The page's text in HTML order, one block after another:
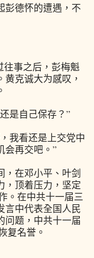
德怀的遭遇，不
事之后，彭梅魁
克诚大为感叹，
是自己保存？”
我看还是上交党中
会再交吧。”
在邓小平、叶剑
，顶着压力，坚定
。在中共十一届三
言中代表全国人民
问题，中共十一届
复名誉。